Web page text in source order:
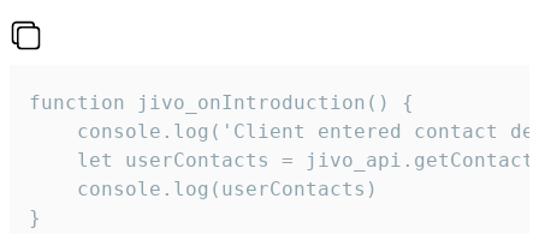
function jivo_onIntroduction() {
console.log('Client entered contact
let userContacts =
    console.log(userContacts)
}